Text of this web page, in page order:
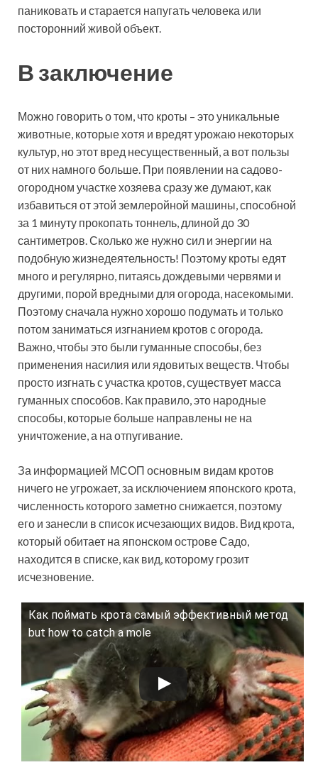
паниковать и старается напугать человека или
посторонний живой объект.
В заключение
Можно говорить о том, что кроты – это уникальные
животные, которые хотя и вредят урожаю некоторых
культур, но этот вред несущественный, а вот пользы
от них намного больше. При появлении на садово-
огородном участке хозяева сразу же думают, как
избавиться от этой землеройной машины, способной
за 1 минуту прокопать тоннель, длиной до 30
сантиметров. Сколько же нужно сил и энергии на
подобную жизнедеятельность! Поэтому кроты едят
много и регулярно, питаясь дождевыми червями и
другими, порой вредными для огорода, насекомыми.
Поэтому сначала нужно хорошо подумать и только
потом заниматься изгнанием кротов с огорода.
Важно, чтобы это были гуманные способы, без
применения насилия или ядовитых веществ. Чтобы
просто изгнать с участка кротов, существует масса
гуманных способов. Как правило, это народные
способы, которые больше направлены не на
уничтожение, а на отпугивание.
За информацией МСОП основным видам кротов
ничего не угрожает, за исключением японского крота,
численность которого заметно снижается, поэтому
его и занесли в список исчезающих видов. Вид крота,
который обитает на японском острове Садо,
находится в списке, как вид, которому грозит
исчезновение.
Как поймать крота самый эффективный метод
but how to catch a mole
Смотрите это видео на YouTube